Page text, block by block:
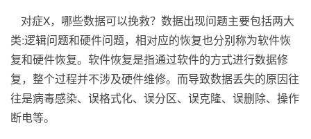
对症X，哪些数据可以挽救？数据出现问题主要包括两大
类:逻辑问题和硬件问题，相对应的恢复也分别称为软件恢
复和硬件恢复。软件恢复是指通过软件的方式进行数据修
复，整个过程并不涉及硬件维修。而导致数据丢失的原因往
往是病毒感染、误格式化、误分区、误克隆、误删除、操作
断电等。